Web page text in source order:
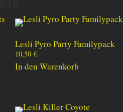
Lesli Pyro Party Familypack
10,50 €
In den Warenkorb